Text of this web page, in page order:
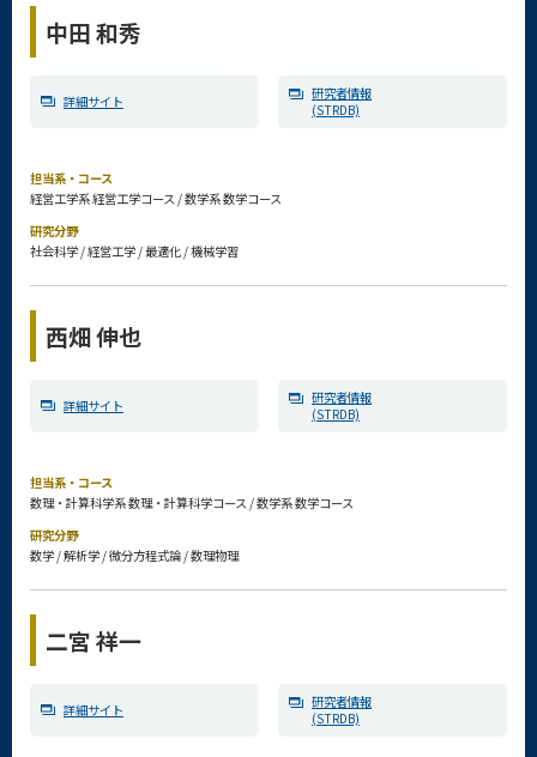
中田 和秀
詳細サイト
研究者情報
(STRDB)
担当系・コース
経営工学系 経営工学コース / 数学系 数学コース
研究分野
社会科学 / 経営工学 / 最適化 / 機械学習
西畑 伸也
詳細サイト
研究者情報
(STRDB)
担当系・コース
数理・計算科学系 数理・計算科学コース / 数学系 数学コース
研究分野
数学 / 解析学 / 微分方程式論 / 数理物理
二宮 祥一
詳細サイト
研究者情報
(STRDB)